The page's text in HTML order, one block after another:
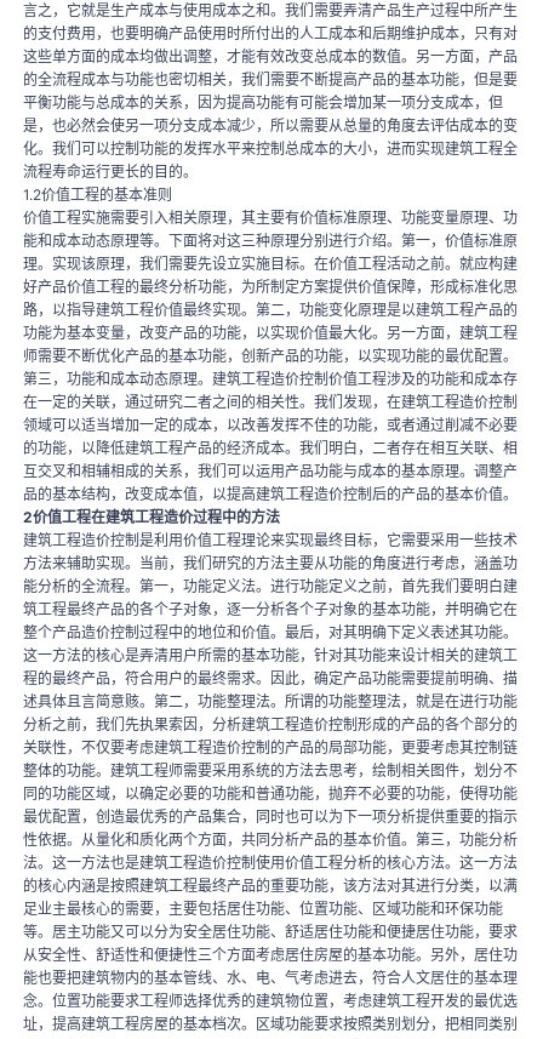
言之，它就是生产成本与使用成本之和。我们需要弄清产品生产过程中所产生
的支付费用，也要明确产品使用时所付出的人工成本和后期维护成本，只有对
这些单方面的成本均做出调整，才能有效改变总成本的数值。另一方面，产品
的全流程成本与功能也密切相关，我们需要不断提高产品的基本功能，但是要
平衡功能与总成本的关系，因为提高功能有可能会增加某一项分支成本，但
是，也必然会使另一项分支成本减少，所以需要从总量的角度去评估成本的变
化。我们可以控制功能的发挥水平来控制总成本的大小，进而实现建筑工程全
流程寿命运行更长的目的。
1.2价值工程的基本准则
价值工程实施需要引入相关原理，其主要有价值标准原理、功能变量原理、功
能和成本动态原理等。下面将对这三种原理分别进行介绍。第一，价值标准原
理。实现该原理，我们需要先设立实施目标。在价值工程活动之前。就应构建
好产品价值工程的最终分析功能，为所制定方案提供价值保障，形成标准化思
路，以指导建筑工程价值最终实现。第二，功能变化原理是以建筑工程产品的
功能为基本变量，改变产品的功能，以实现价值最大化。另一方面，建筑工程
师需要不断优化产品的基本功能，创新产品的功能，以实现功能的最优配置。
第三，功能和成本动态原理。建筑工程造价控制价值工程涉及的功能和成本存
在一定的关联，通过研究二者之间的相关性。我们发现，在建筑工程造价控制
领域可以适当增加一定的成本，以改善发挥不佳的功能，或者通过削减不必要
的功能，以降低建筑工程产品的经济成本。我们明白，二者存在相互关联、相
互交叉和相辅相成的关系，我们可以运用产品功能与成本的基本原理。调整产
品的基本结构，改变成本值，以提高建筑工程造价控制后的产品的基本价值。
2价值工程在建筑工程造价过程中的方法
建筑工程造价控制是利用价值工程理论来实现最终目标，它需要采用一些技术
方法来辅助实现。当前，我们研究的方法主要从功能的角度进行考虑，涵盖功
能分析的全流程。第一，功能定义法。进行功能定义之前，首先我们要明白建
筑工程最终产品的各个子对象，逐一分析各个子对象的基本功能，并明确它在
整个产品造价控制过程中的地位和价值。最后，对其明确下定义表述其功能。
这一方法的核心是弄清用户所需的基本功能，针对其功能来设计相关的建筑工
程的最终产品，符合用户的最终需求。因此，确定产品功能需要提前明确、描
述具体且言简意赅。第二，功能整理法。所谓的功能整理法，就是在进行功能
分析之前，我们先执果索因，分析建筑工程造价控制形成的产品的各个部分的
关联性，不仅要考虑建筑工程造价控制的产品的局部功能，更要考虑其控制链
整体的功能。建筑工程师需要采用系统的方法去思考，绘制相关图件，划分不
同的功能区域，以确定必要的功能和普通功能，抛弃不必要的功能，使得功能
最优配置，创造最优秀的产品集合，同时也可以为下一项分析提供重要的指示
性依据。从量化和质化两个方面，共同分析产品的基本价值。第三，功能分析
法。这一方法也是建筑工程造价控制使用价值工程分析的核心方法。这一方法
的核心内涵是按照建筑工程最终产品的重要功能，该方法对其进行分类，以满
足业主最核心的需要，主要包括居住功能、位置功能、区域功能和环保功能
等。居主功能又可以分为安全居住功能、舒适居住功能和便捷居住功能，要求
从安全性、舒适性和便捷性三个方面考虑居住房屋的基本功能。另外，居住功
能也要把建筑物内的基本管线、水、电、气考虑进去，符合人文居住的基本理
念。位置功能要求工程师选择优秀的建筑物位置，考虑建筑工程开发的最优选
址，提高建筑工程房屋的基本档次。区域功能要求按照类别划分，把相同类别